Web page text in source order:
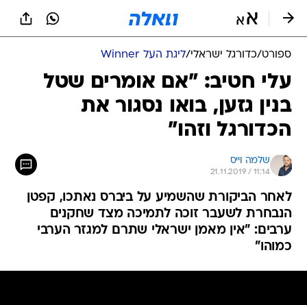
ספורט/כדורגל ישראלי/ליגת העל Winner
עלי חטיב: "אם אומרים שטל
בנין גזען, בואו נסגור את
הכדורגל וזהו"
שלמה וייס
21.11.2019 / 11:14
לאחר הביקורת שהשמיע על ביברס נאתכו, קפטן
הנבחרת לשעבר זוכה לתמיכה מצד שחקנים
ערבים: "אין מאמן ישראלי שתרם למגזר הערבי
כמוהו"